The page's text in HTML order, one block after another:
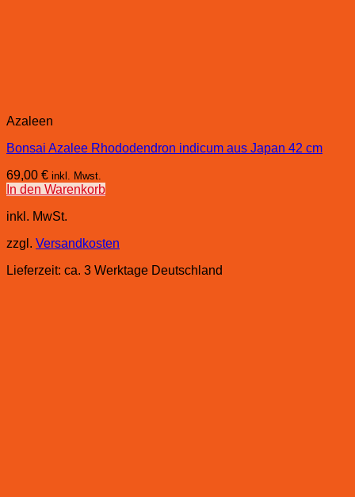
Azaleen
Bonsai Azalee Rhododendron indicum aus Japan 42 cm
69,00 € inkl. Mwst.
In den Warenkorb
inkl. MwSt.
zzgl. Versandkosten
Lieferzeit: ca. 3 Werktage Deutschland